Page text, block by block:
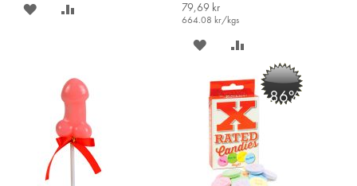
SPARA 79,69 kr
664.08 kr/kgs
SPARA
ÖNSKELISTAN
JÄMFÖR
-86%